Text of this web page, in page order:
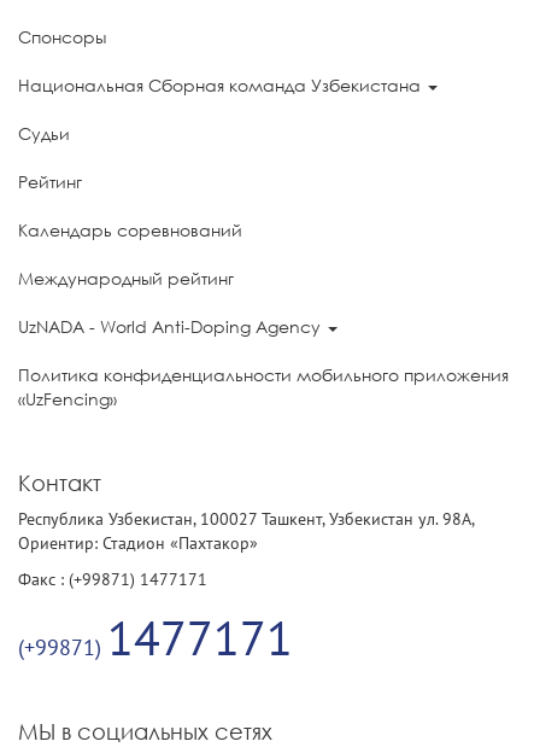
Спонсоры
Национальная Сборная команда Узбекистана
Судьи
Рейтинг
Календарь соревнований
Международный рейтинг
UzNADA - World Anti-Doping Agency
Политика конфиденциальности мобильного приложения
«UzFencing»
Контакт
Республика Узбекистан, 100027 Ташкент, Узбекистан ул. 98А,
Ориентир: Стадион «Пахтакор»
Факс : (+99871) 1477171
(+99871) 1477171
МЫ в социальных сетях